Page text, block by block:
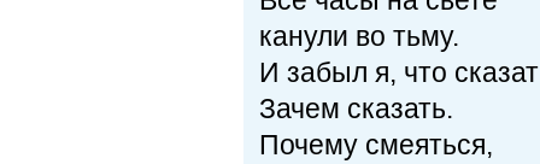
канули во тьму.
И забыл я, что
Зачем сказать.
Почему смеяться,